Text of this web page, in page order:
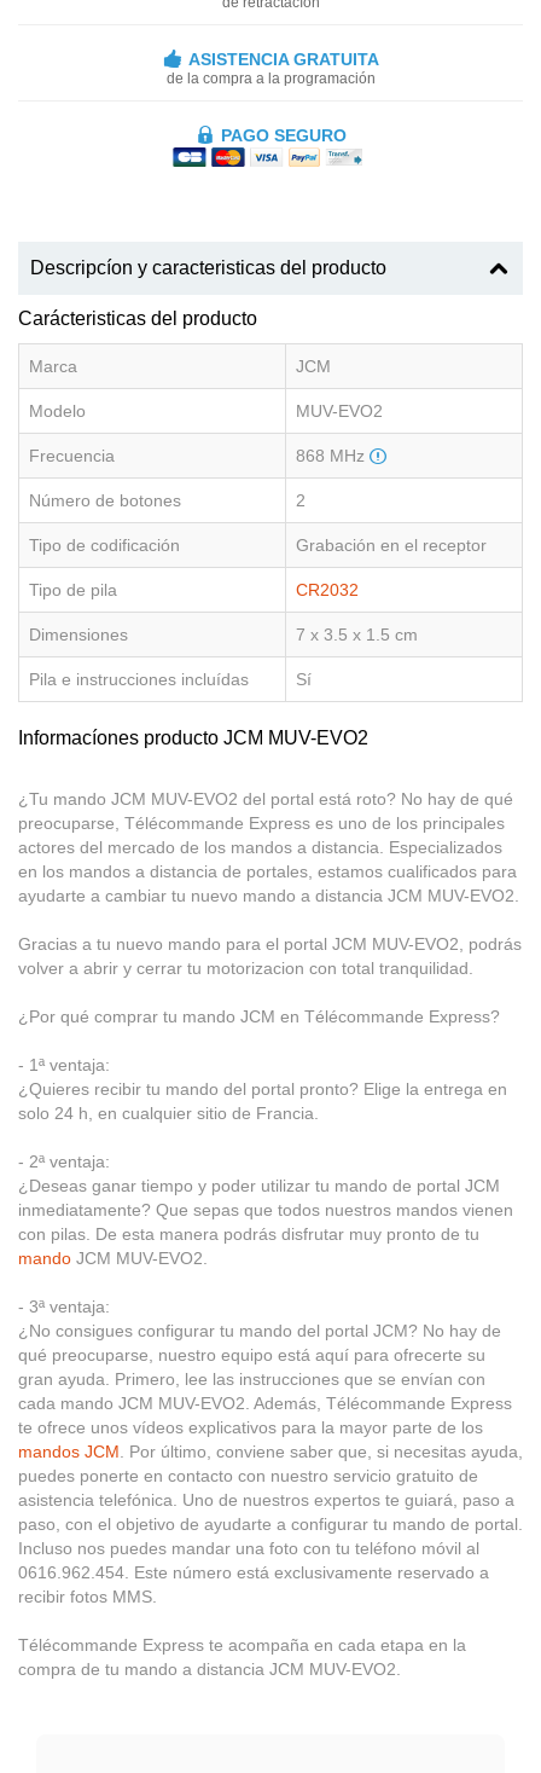
ASISTENCIA GRATUITA
de la compra a la programación
PAGO SEGURO
Descripcíon y caracteristicas del producto
Carácteristicas del producto
Marca JCM
Modelo MUV-EVO2
Frecuencia 868 MHz
Número de botones 2
Tipo de codificación Grabación en el receptor
Tipo de pila CR2032
Dimensiones 7 x 3.5 x 1.5 cm
Pila e instrucciones incluídas Sí
Informacíones producto JCM MUV-EVO2
¿Tu mando JCM MUV-EVO2 del portal está roto? No hay de qué
preocuparse, Télécommande Express es uno de los principales
actores del mercado de los mandos a distancia. Especializados
en los mandos a distancia de portales, estamos cualificados para
ayudarte a cambiar tu nuevo mando a distancia JCM MUV-EVO2.
Gracias a tu nuevo mando para el portal JCM MUV-EVO2, podrás
volver a abrir y cerrar tu motorizacion con total tranquilidad.
¿Por qué comprar tu mando JCM en Télécommande Express?
- 1ª ventaja:
¿Quieres recibir tu mando del portal pronto? Elige la entrega en
solo 24 h, en cualquier sitio de Francia.
- 2ª ventaja:
¿Deseas ganar tiempo y poder utilizar tu mando de portal JCM
inmediatamente? Que sepas que todos nuestros mandos vienen
con pilas. De esta manera podrás disfrutar muy pronto de tu
mando JCM MUV-EVO2.
- 3ª ventaja:
¿No consigues configurar tu mando del portal JCM? No hay de
qué preocuparse, nuestro equipo está aquí para ofrecerte su
gran ayuda. Primero, lee las instrucciones que se envían con
cada mando JCM MUV-EVO2. Además, Télécommande Express
te ofrece unos vídeos explicativos para la mayor parte de los
mandos JCM. Por último, conviene saber que, si necesitas ayuda,
puedes ponerte en contacto con nuestro servicio gratuito de
asistencia telefónica. Uno de nuestros expertos te guiará, paso a
paso, con el objetivo de ayudarte a configurar tu mando de portal.
Incluso nos puedes mandar una foto con tu teléfono móvil al
0616.962.454. Este número está exclusivamente reservado a
recibir fotos MMS.
Télécommande Express te acompaña en cada etapa en la
compra de tu mando a distancia JCM MUV-EVO2.